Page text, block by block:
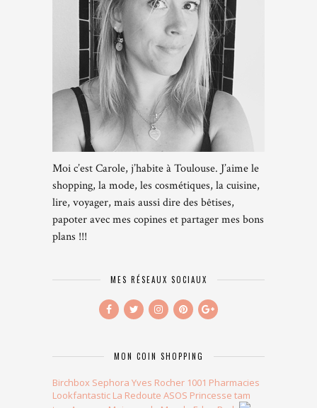
Moi c’est Carole, j’habite à Toulouse. J’aime le
shopping, la mode, les cosmétiques, la cuisine,
lire, voyager, mais aussi dire des bêtises,
papoter avec mes copines et partager mes bons
plans !!!
MES RÉSEAUX SOCIAUX
MON COIN SHOPPING
Birchbox Sephora Yves Rocher 1001 Pharmacies
Lookfantastic La Redoute ASOS Princesse tam